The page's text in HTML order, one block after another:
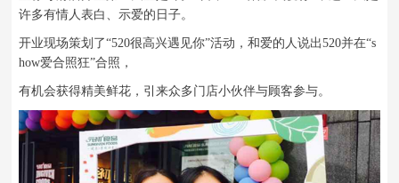
许多有情人表白、示爱的日子。
开业现场策划了“520很高兴遇见你”活动，和爱的人说出520并在“s
how爱合照狂”合照，
有机会获得精美鲜花，引来众多门店小伙伴与顾客参与。